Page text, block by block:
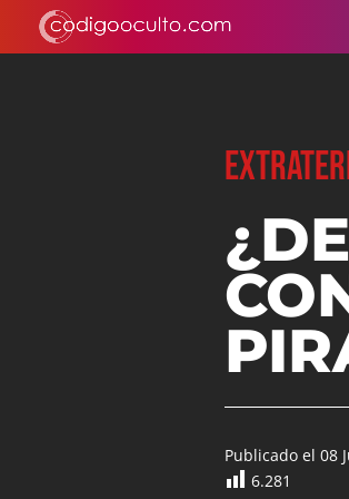
Publicado el 08
6.281